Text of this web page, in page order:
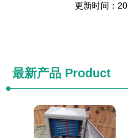
更新时间：
最新产品 Product